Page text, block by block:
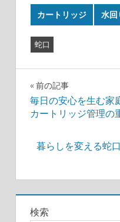
カートリッジ 水回
蛇口
投
稿
ゲ
ー
前の記事
毎日の安心を生む家
カートリッジ管理の
暮らしを変える蛇
検索